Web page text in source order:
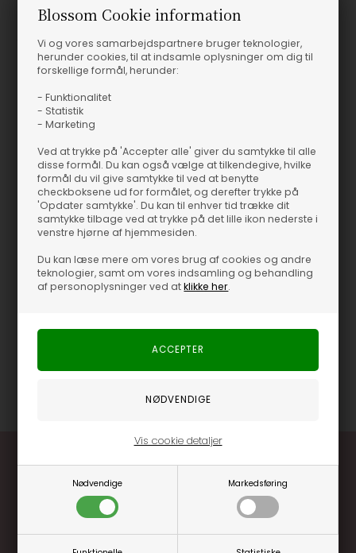
Blossom Cookie information
Vi og vores samarbejdspartnere bruger teknologier,
herunder cookies, til at indsamle oplysninger om dig til
forskellige formål, herunder:
- Funktionalitet
- Statistik
- Marketing
Ved at trykke på 'Accepter alle' giver du samtykke til alle
disse formål. Du kan også vælge at tilkendegive, hvilke
formål du vil give samtykke til ved at benytte
checkboksene ud for formålet, og derefter trykke på
'Opdater samtykke'. Du kan til enhver tid trække dit
samtykke tilbage ved at trykke på det lille ikon nederste i
venstre hjørne af hjemmesiden.
Du kan læse mere om vores brug af cookies og andre
teknologier, samt om vores indsamling og behandling
af personoplysninger ved atklikke her.
Nødvendige Markedsføring
Vis cookie detaljer
Prøv at kombinere tørklædet med en simpel hvid skjorte og
dine skuldre på en kølig aften, hvor det både fungerer som et
stilfuldt og praktisk element i dit outfit. Tørklædet er også perfekt
look et ekstra pift.
bruge det hele året, uanset om det er som beskyttelse mod
kulden eller som et farverigt tilbehør om sommeren. Det er let at
style og kan hurtigt blive en uundværlig del af din garderobe, der
redder enhver tøjkrise. FairyTaleLL Tørklædet er også en fantastisk
gaveidé til dem, du holder af, der værdsætter en blanding af
Med FairyTaleLL Tørklædet har Lollys Laundry skabt et tilbehør,
der hverken skuffer i kvalitet eller design. Det er en smuk tilføjelse
Uanset hvordan du vælger at bruge det, er det en sikker vinder,